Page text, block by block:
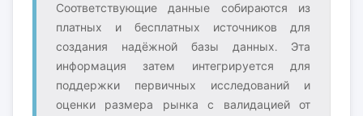
Соответствующие данные собираются из
платных и бесплатных источников для
создания надёжной базы данных. Эта
информация затем интегрируется для
поддержки первичных исследований и
оценки размера рынка с валидацией от